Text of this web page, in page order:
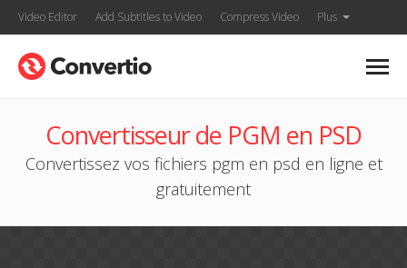
Video Editor Add Subtitles to Video Compress Video Plus
Convertisseur de PGM en PSD
Convertissez vos fichiers pgm en psd en ligne et
gratuitement